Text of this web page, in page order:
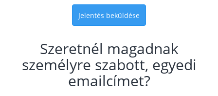
Jelentés beküldése
Szeretnél magadnak
személyre szabott, egyedi
emailcímet?